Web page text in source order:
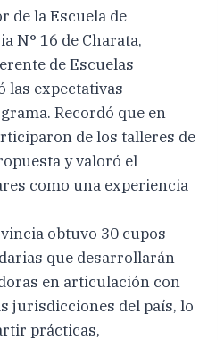
de la Escuela de
N° 16 de Charata,
de Escuelas
las expectativas
Recordó que en
de los talleres de
y valoró el
como una experiencia
obtuvo 30 cupos
que desarrollarán
en articulación con
jurisdicciones del país, lo
prácticas,